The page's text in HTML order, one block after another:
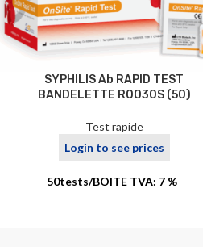
SYPHILIS Ab RAPID TEST
BANDELETTE R0030S (50)
Test rapide
Login to see prices
50tests/BOITE TVA: 7 %